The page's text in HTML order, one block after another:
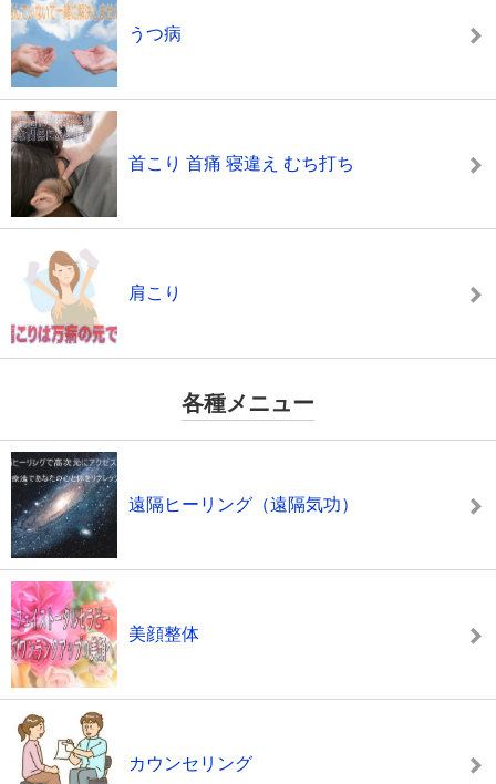
うつ病
首こり 首痛 寝違え むち打ち
肩こり
各種メニュー
遠隔ヒーリング（遠隔気功）
美顔整体
カウンセリング